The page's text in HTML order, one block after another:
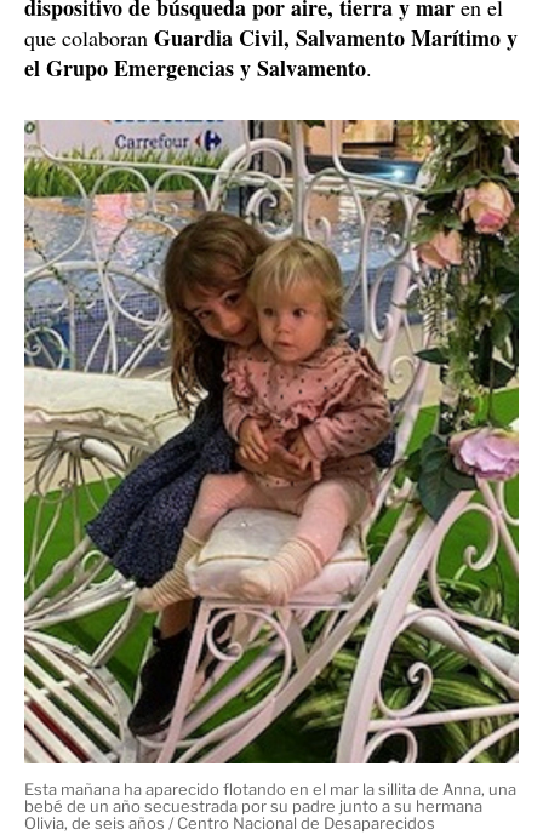
dispositivo de búsqueda por aire, tierra y mar en el
que colaboran Guardia Civil, Salvamento Marítimo y
el Grupo Emergencias y Salvamento.
Esta mañana ha aparecido flotando en el mar la sillita de Anna, una
bebé de un año secuestrada por su padre junto a su hermana
Olivia, de seis años / Centro Nacional de Desaparecidos